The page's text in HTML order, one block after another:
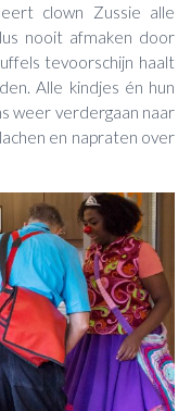
clown Zussie alle
nooit afmaken door
tevoorschijn haalt
Alle kindjes én hun
weer verdergaan naar
en napraten over